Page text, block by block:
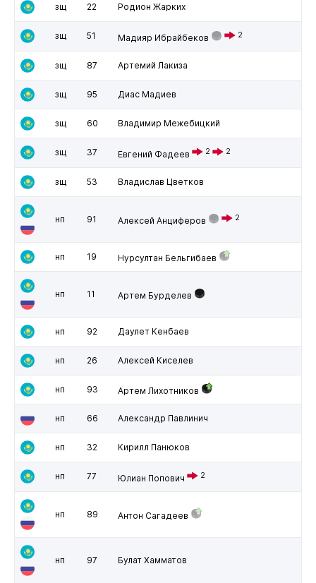
зщ 22 Родион Жарких
зщ 51 Мадияр Ибрайбеков 2
зщ 87 Артемий Лакиза
зщ 95 Диас Мадиев
зщ 60 Владимир Межебицкий
зщ 37 Евгений Фадеев 2 2
зщ 53 Владислав Цветков
нп 91 Алексей Анциферов 2
нп 19 Нурсултан Бельгибаев
нп 11 Артем Бурделев
нп 92 Даулет Кенбаев
нп 26 Алексей Киселев
нп 93 Артем Лихотников
нп 66 Александр Павлинич
нп 32 Кирилл Панюков
нп 77 Юлиан Попович 2
нп 89 Антон Сагадеев
нп 97 Булат Хамматов